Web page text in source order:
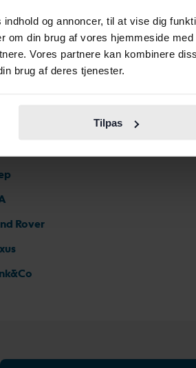
og annoncer, til at vise dig
om din brug af vores hjemmeside
Vores partnere kan kombinere
brug af deres tjenester.
Tilpas
Rover